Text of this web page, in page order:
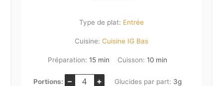
Type de plat: Entrée
Cuisine: Cuisine IG Bas
Préparation: 15minutes
min Cuisson: 10minutes
min
Portions: – + Glucides par part: 3g